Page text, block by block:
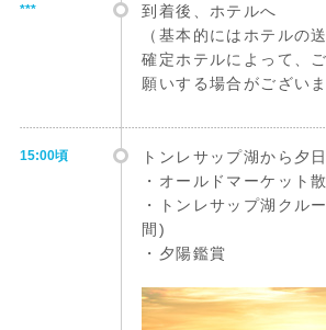
***
到着後、ホテルへ
（基本的にはホテルの
確定ホテルによって、
願いする場合がございま
15:00頃
トンレサップ湖から夕
・オールドマーケット
・トンレサップ湖クル
間)
・夕陽鑑賞